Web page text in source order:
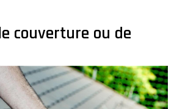
couverture ou de